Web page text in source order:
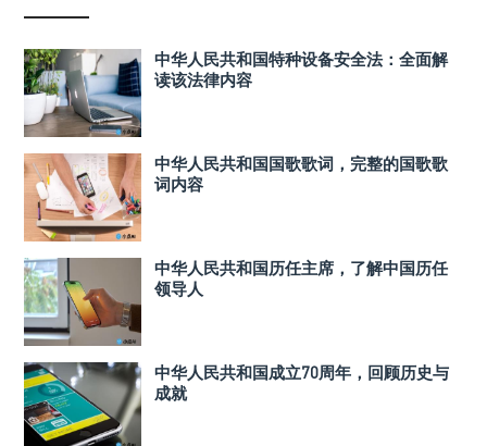
中华人民共和国特种设备安全法：全面解
读该法律内容
中华人民共和国国歌歌词，完整的国歌歌
词内容
中华人民共和国历任主席，了解中国历任
领导人
中华人民共和国成立70周年，回顾历史与
成就